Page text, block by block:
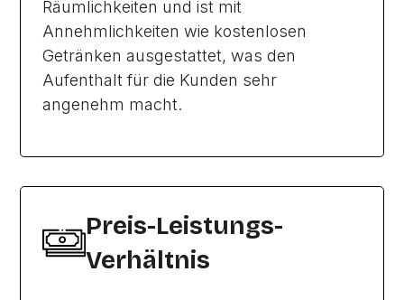
Räumlichkeiten und ist mit
Annehmlichkeiten wie kostenlosen
Getränken ausgestattet, was den
Aufenthalt für die Kunden sehr
angenehm macht.
Preis-Leistungs-
Verhältnis